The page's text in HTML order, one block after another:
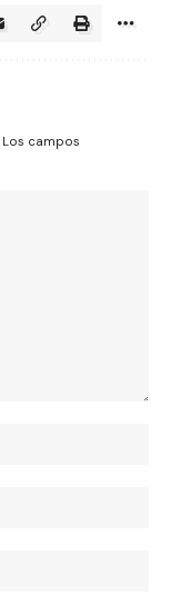
Los campos